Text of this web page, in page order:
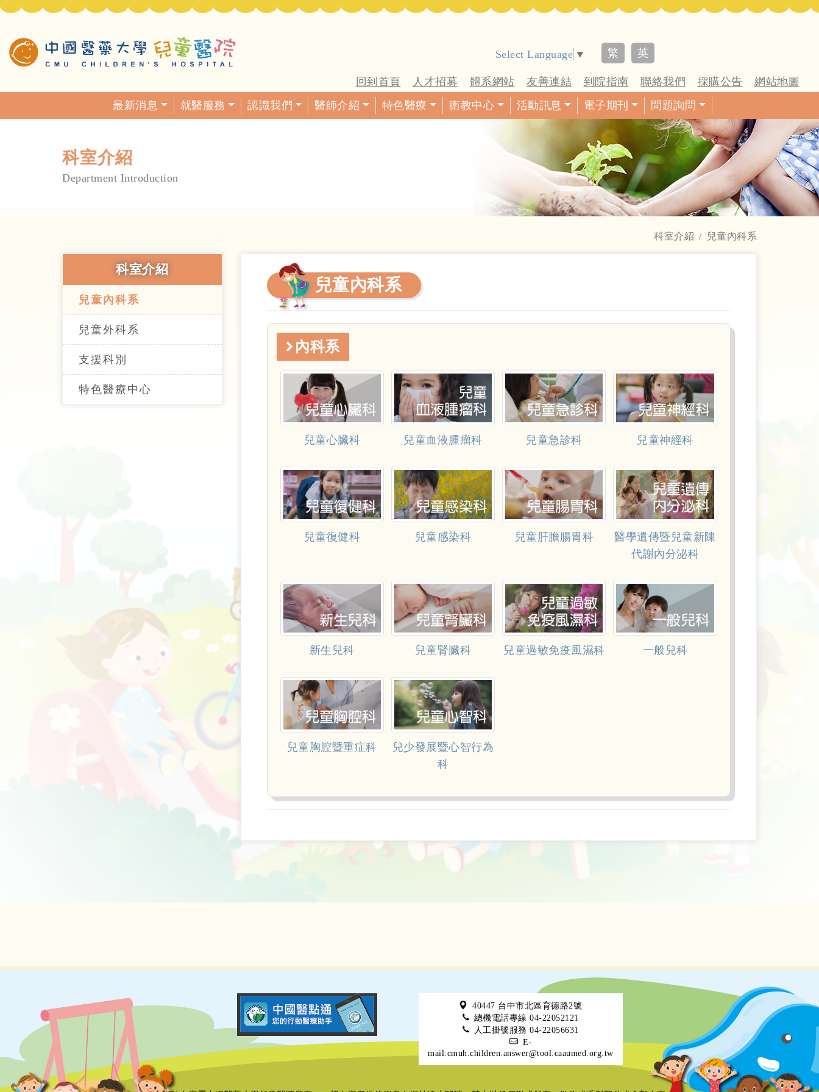
Select Language ▼ 繁 英
回到首頁 人才招募 體系網站 友善連結 到院指南 聯絡我們 採購公告
網站地圖
最新消息
就醫服務 認識我們 醫師介紹 特色醫療 衛教中心 活動訊息 電子期刊 問題詢問
科室介紹
Department Introduction
科室介紹 兒童內科系
科室介紹
兒童內科系
兒童外科系
支援科別
特色醫療中心
兒童內科系
內科系
兒童心臟科 兒童血液腫瘤科 兒童急診科 兒童神經科
兒童復健科 兒童感染科 兒童肝膽腸胃科
醫學遺傳暨兒童新陳
代謝內分泌科
新生兒科 兒童腎臟科 兒童過敏免疫風濕科 一般兒科
兒童胸腔暨重症科
兒少發展暨心智行為
科
40447 台中市北區育德路2號
總機電話專線 04-22052121
人工掛號服務 04-22056631
E-
mail:cmuh.children.answer@tool.caaumed.org.tw